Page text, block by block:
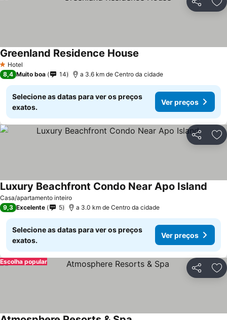
Partilhar
1 Estrelas
Hotel
Greenland Residence House
8,4 Muito boa 14 a 3.6 km de Centro da cidade
Selecione as datas para ver os preços
exatos.
Ver preços
Partilhar
Casa/apartamento inteiro
Luxury Beachfront Condo Near Apo Island
9,3 Excelente 5 a 3.0 km de Centro da cidade
Selecione as datas para ver os preços
exatos.
Ver preços
Partilhar
Escolha popular